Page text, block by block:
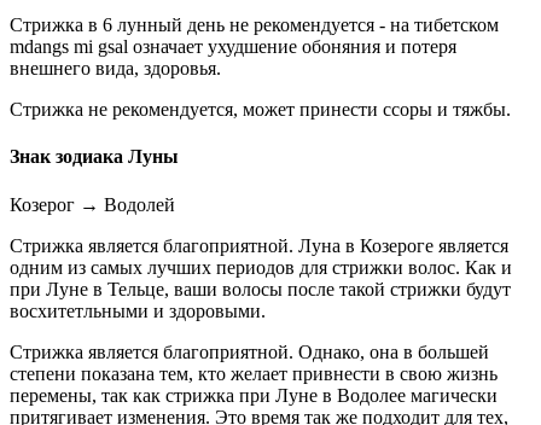
Стрижка в 6 лунный день не рекомендуется - на тибетском
mdangs mi gsal означает ухудшение обоняния и потеря
внешнего вида, здоровья.
Стрижка не рекомендуется, может принести ссоры и тяжбы.
Знак зодиака Луны
Козерог → Водолей
Стрижка является благоприятной. Луна в Козероге является
одним из самых лучших периодов для стрижки волос. Как и
при Луне в Тельце, ваши волосы после такой стрижки будут
восхитетльными и здоровыми.
Стрижка является благоприятной. Однако, она в большей
степени показана тем, кто желает привнести в свою жизнь
перемены, так как стрижка при Луне в Водолее магически
притягивает изменения. Это время так же подходит для тех,